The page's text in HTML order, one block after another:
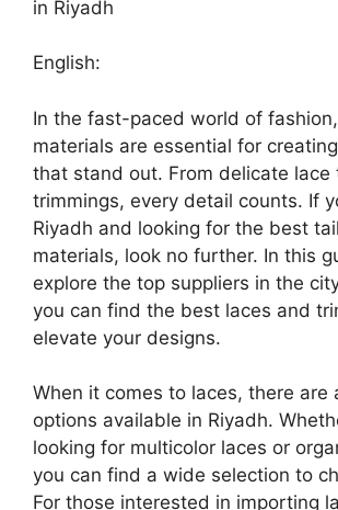
in Riyadh
English:
In the fast-paced world of
materials are essential for
that stand out. From delicate lace
trimmings, every detail counts. If
Riyadh and looking for the best
materials, look no further. In this
explore the top suppliers in the
you can find the best laces and
elevate your designs.
When it comes to laces, there are
options available in Riyadh.
looking for multicolor laces or
you can find a wide selection to
For those interested in importing